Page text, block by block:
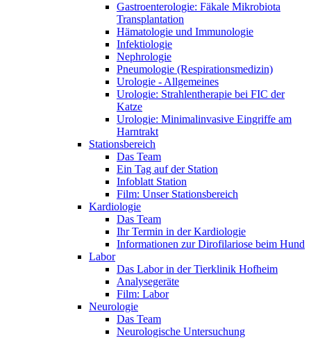
Gastroenterologie: Fäkale Mikrobiota
Transplantation
Hämatologie und Immunologie
Infektiologie
Nephrologie
Pneumologie (Respirationsmedizin)
Urologie - Allgemeines
Urologie: Strahlentherapie bei FIC der
Katze
Urologie: Minimalinvasive Eingriffe am
Harntrakt
Stationsbereich
Das Team
Ein Tag auf der Station
Infoblatt Station
Film: Unser Stationsbereich
Kardiologie
Das Team
Ihr Termin in der Kardiologie
Informationen zur Dirofilariose beim Hund
Labor
Das Labor in der Tierklinik Hofheim
Analysegeräte
Film: Labor
Neurologie
Das Team
Neurologische Untersuchung